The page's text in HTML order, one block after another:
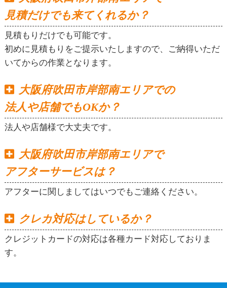
見積だけでも来てくれるか？
見積もりだけでも可能です。
初めに見積もりをご提示いたしますので、ご納得いただ
いてからの作業となります。
大阪府吹田市岸部南エリアでの
法人や店舗でもOKか？
法人や店舗様で大丈夫です。
大阪府吹田市岸部南エリアで
アフターサービスは？
アフターに関しましてはいつでもご連絡ください。
クレカ対応はしているか？
クレジットカードの対応は各種カード対応しておりま
す。